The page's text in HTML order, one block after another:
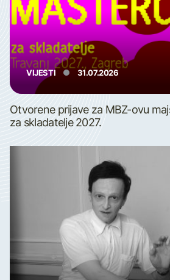
VIJESTI 31.07.2026
Otvorene prijave za MBZ-ovu
za skladatelje 2027.